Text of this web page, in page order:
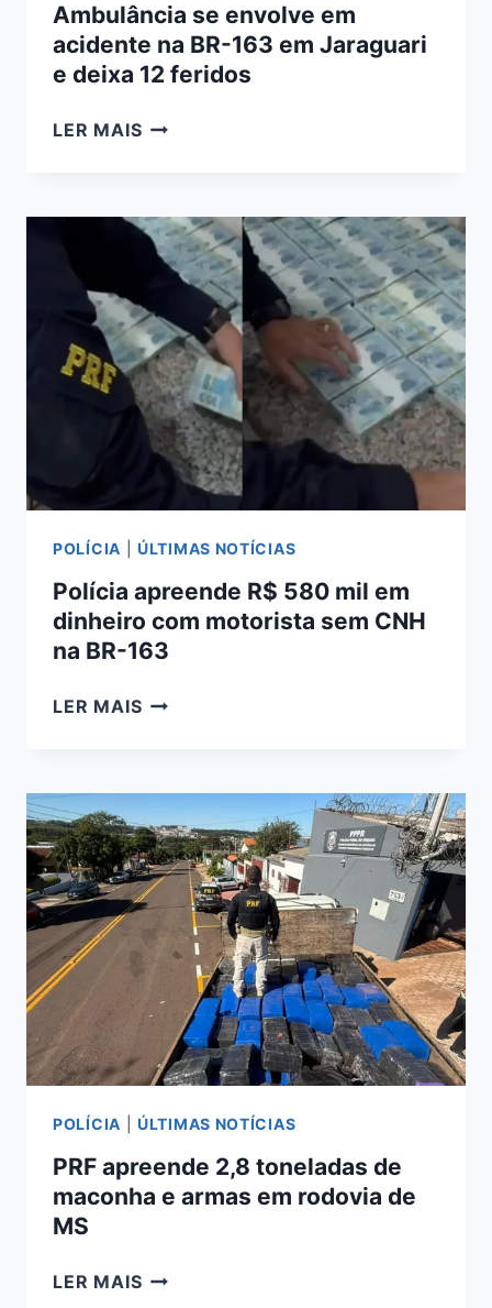
Ambulância se envolve em
acidente na BR-163 em Jaraguari
e deixa 12 feridos
LER MAISAMBULÂNCIA
ACIDENTE
NA
163
EM
JARAGUARI
E
DEIXA
12
FERIDOS
POLÍCIA |ÚLTIMAS NOTÍCIAS
Polícia apreende R$ 580 mil em
dinheiro com motorista sem CNH
na BR-163
LER MAISPOLÍCIA
MIL
EM
DINHEIRO
COM
MOTORISTA
SEM
CNH
NA
BR-
163
POLÍCIA |ÚLTIMAS NOTÍCIAS
PRF apreende 2,8 toneladas de
maconha e armas em rodovia de
MS
LER MAISPRF